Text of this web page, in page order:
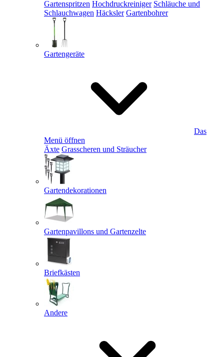
Gartenspritzen Hochdruckreiniger Schläuche und
Schlauchwagen Häcksler Gartenbohrer
Gartengeräte
Das
Menü öffnen
Äxte Grasscheren und Sträucher
Gartendekorationen
Gartenpavillons und Gartenzelte
Briefkästen
Andere